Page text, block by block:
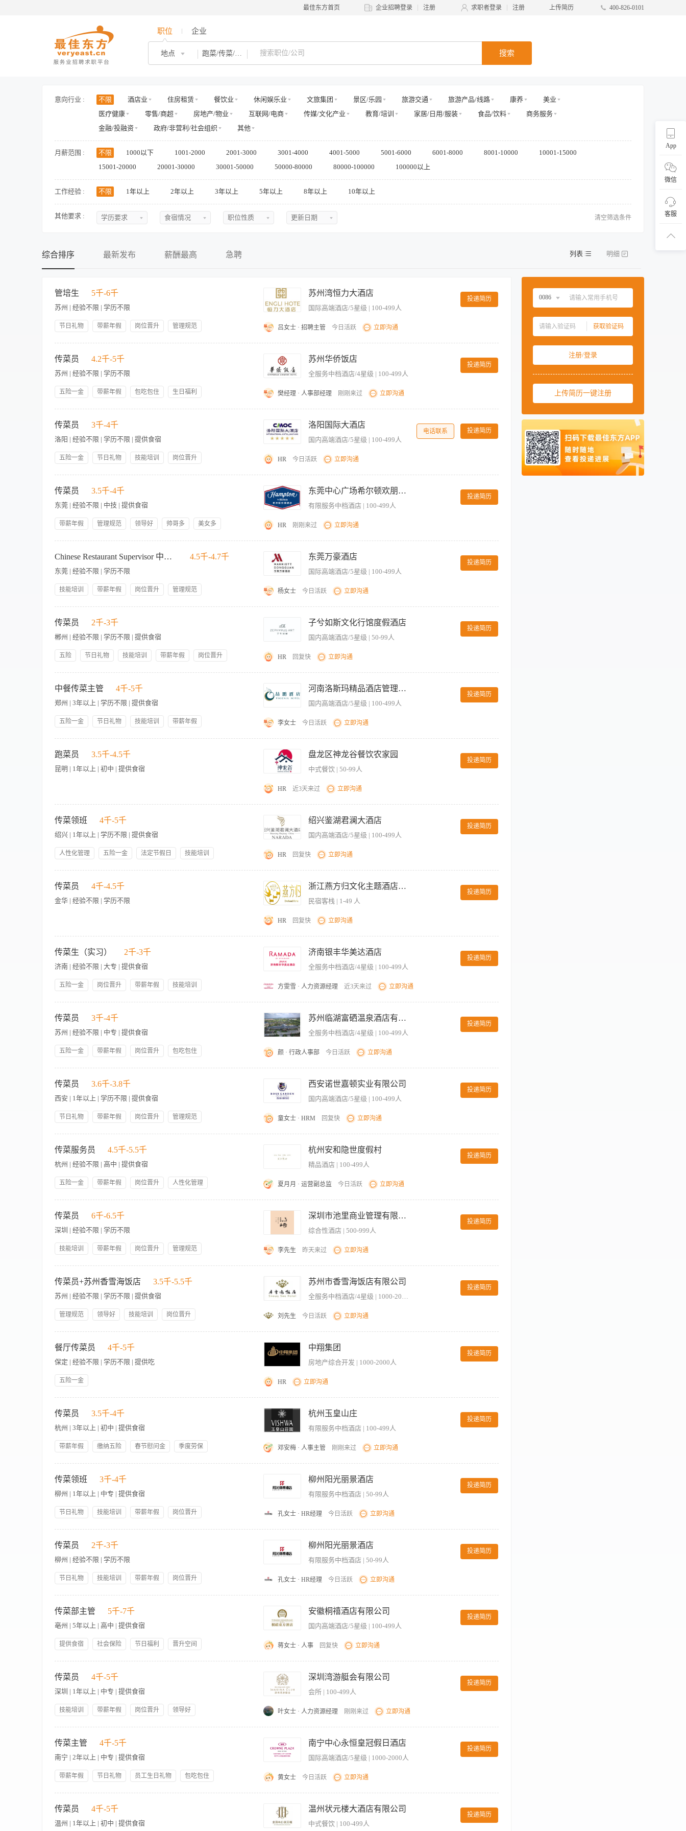
最佳东方首页 企业招聘登录 注册 求职者登录 注册 上传简历 400-826-0101
职位 企业
地点 跑菜/传菜/走菜 搜索
App
微信
客服
意向行业 : 不限 酒店业 住房租赁 餐饮业 休闲娱乐业 文旅集团 景区/乐园 旅游交通 旅游产品/线路 康养
美业
医疗健康
零售/商超 房地产/物业 互联网/电商 传媒/文化产业 教育/培训 家居/日用/服装 食品/饮料
商务服务
金融/投融资
政府/非营利/社会组织 其他
月薪范围 : 不限 1000以下 1001-2000 2001-3000 3001-4000 4001-5000 5001-6000 6001-8000 8001-10000
10001-15000
15001-20000
20001-30000 30001-50000 50000-80000 80000-100000 100000以上
工作经验 : 不限 1年以上 2年以上 3年以上 5年以上 8年以上 10年以上
其他要求 : 学历要求
初中
高中
大专
本科
博士
食宿情况
提供食宿
职位性质
全职
更新日期
近一周
近两周
近一月
清空筛选条件
综合排序 最新发布 薪酬最高 急聘
管培生 5千-6千
苏州 | 经验不限 | 学历不限
节日礼物 带薪年假 岗位晋升
管理规范
苏州湾恒力大酒店
国际高端酒店/5星级 | 100-499人
投递简历
吕女士 · 招聘主管 今日活跃 立即沟通
3. 参与酒店各类活动的策划、执行与复盘，积累综合管理经验。 4. 配合各部门进行数据统计、报表制作及文档管理，为部门运营提供支持。 5. 根据轮岗表现及个人意
愿，逐步定向培养为部门主管或经理后备人才。 【岗位要求】 1. 本科生，欢迎应届毕业生及有转行意向者。 2. 具备良好的服务意识、沟通表达能力及团队协作精
神，形象端正，亲和力强。 3. 工作积极主动，责任心强，能够适应酒店行业的轮班制及快节奏工作环境。 4. 愿意从基层岗位做起，具有较强的学习能力及抗压能力，
有志于在酒店行业长期发展。
传菜员 4.2千-5千
苏州 | 经验不限 | 学历不限
五险一金 带薪年假 包吃包住
生日福利
苏州华侨饭店
全服务中档酒店/4星级 | 100-499人
投递简历
樊经理 · 人事部经理 刚刚来过 立即沟通
本职，有较强的事业心和责任感，工作认真负责。 3、具有熟练的服务技能和良好的服务意识。 4、身体健康、仪表端庄。
传菜员 3千-4千
洛阳 | 经验不限 | 学历不限 | 提供食宿
五险一金 节日礼物 技能培训
岗位晋升
洛阳国际大酒店
国内高端酒店/5星级 | 100-499人
电话联系 投递简历
HR 今日活跃 立即沟通
好开餐前的准备工作。 3、确保所有转菜所用的餐具、器皿的清洁、卫生、明亮、无缺口。 4、在工作中保持高度全员促销意识，抓住机会向宾客推荐本酒店的各项服
务及各种优惠政策，提高宾客在本酒店的消费欲望。当宾客要求的服务项目无法满足时，及时向宾客推荐补偿性服务项目。 5、在工作中发现酒店有不完善制度或须
改进的服务，必须遵循反馈直到问题解决为止。 【岗位要求】 1、中专以上学历或同等学历。 2、热爱本职，有较强的事业心和责任感，工作认真负责。 3、掌握一定
的菜肴、食品、酒水、烹饪等方面的知识。 4、具有熟练的服务技能和技巧。 5、身体健康、仪表端庄。
传菜员 3.5千-4千
东莞 | 经验不限 | 中技 | 提供食宿
带薪年假 管理规范 领导好 帅哥多
美女多
东莞中心广场希尔顿欢朋酒店
有限服务中档酒店 | 100-499人
投递简历
HR 刚刚来过 立即沟通
议内容，进行执行。 4、开餐前做好干锅架、酒精、蜡烛以及调料等所需物品、以及其他厨房所需的准备工作， 5、开餐前协助领班将相关菜单分类送至相应岗点。
6、负责将菜肴准备无误送至相关服务员区域，严格遵循“五不取”原则。 7、注意传菜速度，菜肴造型，及时将信息进行前后台传递。 8、完成传菜工作，将相关托盘
以及工具整理和清洗。 9、按照计划卫生，做好传菜组的卫生清理。 10、与值班人员做好相关交接工作。
Chinese Restaurant Supervisor 中餐厅主管 4.5千-4.7千
东莞 | 经验不限 | 学历不限
技能培训 带薪年假 岗位晋升
管理规范
东莞万豪酒店
国际高端酒店/5星级 | 100-499人
投递简历
杨女士 今日活跃 立即沟通
意度。 4、控制餐厅成本，管理物资库存及设备维护。 5、执行食品安全与卫生标准，定期检查清洁消毒情况。 【岗位要求】 1、具备餐饮服务行业工作经验，有管理
经验者优先。 2、熟悉餐厅运营流程及服务标准。 3、良好的沟通协调能力与团队管理能力。 4、能适应倒班工作制，抗压能力强。 5、身体健康，无不良嗜好。
传菜员 2千-3千
郴州 | 经验不限 | 学历不限 | 提供食宿
五险 节日礼物 技能培训 带薪年假
岗位晋升
子兮如斯文化行馆度假酒店
国内高端酒店/5星级 | 50-99人
投递简历
HR 回复快 立即沟通
好开餐前的准备工作。 3、确保所有转菜所用的餐具、器皿的清洁、卫生、明亮、无缺口。 4、在工作中保持高度全员促销意识，抓住机会向宾客推荐本酒店的各项服
务及各种优惠政策，提高宾客在本酒店的消费欲望。当宾客要求的服务项目无法满足时，及时向宾客推荐补偿性服务项目。 5、在工作中发现酒店有不完善制度或须
改进的服务，必须遵循反馈直到问题解决为止。 【岗位要求】 1、中专以上学历或同等学历。 2、热爱本职，有较强的事业心和责任感，工作认真负责。 3、掌握一定
的菜肴、食品、酒水、烹饪等方面的知识。 4、具有熟练的服务技能和技巧。 5、身体健康、仪表端庄。
中餐传菜主管 4千-5千
郑州 | 3年以上 | 学历不限 | 提供食宿
五险一金 节日礼物 技能培训
带薪年假
河南洛斯玛精品酒店管理有限公司
国内高端酒店/5星级 | 100-499人
投递简历
李女士 今日活跃 立即沟通
过程中的问题 4、检查菜品质量与摆盘标准，确保符合酒店要求 5、管理传菜用具和设备，保持工作区域整洁有序 6、制定传菜排班表，合理调配人员7、配合餐厅经
理完成其他相关工作 【岗位要求】 1、3年以上餐饮行业工作经验，1年以上管理岗位经验 2、熟悉酒店传菜流程及标准操作规范 3、具备较强的组织协调能力和团队管
理能力 4、能适应高强度工作，具备处理突发情况的能力 5、身体健康，无不良嗜好 6、有星级酒店工作经验者优先
跑菜员 3.5千-4.5千
昆明 | 1年以上 | 初中 | 提供食宿
盘龙区神龙谷餐饮农家园
中式餐饮 | 50-99人
投递简历
HR 近3天来过 立即沟通
式，保管好通知单，以便查核。 5、协助盯台服务员做好餐前准备、餐中服务、餐后收尾工作。 6、协助厨师长把好菜肴质量关。 7、协助盯台服务员，沟通前后台信
息。 岗位要求 1、自然条件：男女不限，身体健康，五官端正，口齿清楚。 2、文化程度：初中以上或同等学历，经过服务员岗位基础知识和技能培训。 3、语言能
力：能流利使用标准普通话，初级以上英语。
传菜领班 4千-5千
绍兴 | 1年以上 | 学历不限 | 提供食宿
人性化管理 五险一金 法定节假日
技能培训
绍兴鉴湖君澜大酒店
国内高端酒店/5星级 | 100-499人
投递简历
HR 回复快 立即沟通
接，及时反馈出菜异常、菜品需求或客人的特殊要求，保障传菜环节顺畅。 3、分配并监督传菜员的日常工作，包括传菜路线优化、餐具及推车维护、备用物品管理
等，确保工作区域整洁有序。 4、协助领班团队完成每日传菜排班，做好员工出勤记录与工作分配，确保岗位人员充足。 5、对新入职传菜员进行岗前培训及在岗指
导，提升团队实操技能与服务规范性。 6、检查传菜过程中的菜品外观、温度及摆盘是否符合出品要求，发现异常立即沟通并协助调整。 7、处理传菜过程中的突发现
象（如菜品缺失、投诉、意外）并上报主管，配合完成闭环处理。 【岗位要求】 1、具备餐饮服务或传菜经验者优先。 2、熟悉中餐传菜流程及基本服务礼仪，有领
班或小组管理经历更佳。 3、具备较强的沟通协调能力与责任心，能在高峰期保持冷静、高效的组织调度。 4、工作积极主动，注重细节，能严格执行操作规范与卫生
要求。 5、身体健康，能适应酒店餐饮行业的工作节奏（包括周末及节假日班次）。 6、具备基础培训或带教能力，乐于辅导新员工成长。
传菜员 4千-4.5千
金华 | 经验不限 | 学历不限
浙江燕方归文化主题酒店有限公司
民宿客栈 | 1-49 人
投递简历
HR 回复快 立即沟通
好开餐前的准备工作。 3、确保所有转菜所用的餐具、器皿的清洁、卫生、明亮、无缺口。 4、在工作中保持高度全员促销意识，抓住机会向宾客推荐本酒店的各项服
务及各种优惠政策，提高宾客在本酒店的消费欲望。当宾客要求的服务项目无法满足时，及时向宾客推荐补偿性服务项目。 5、在工作中发现酒店有不完善制度或须
改进的服务，必须遵循反馈直到问题解决为止。 【岗位要求】 1、高中以上学历或同等学历。 2、热爱本职，有较强的事业心和责任感，工作认真负责。 3、掌握一定
的菜肴、食品、酒水、烹饪等方面的知识。 4、具有熟练的服务技能和技巧。 5、身体健康、仪表端庄。
传菜生（实习） 2千-3千
济南 | 经验不限 | 大专 | 提供食宿
五险一金 岗位晋升 带薪年假
技能培训
济南银丰华美达酒店
全服务中档酒店/4星级 | 100-499人
投递简历
方雯雪 · 人力资源经理 近3天来过 立即沟通
清洁卫生，确保符合餐厅服务标准。 4. 主动配合厨房与服务员的协作，保障上菜流程顺畅。 5. 发现服务或流程问题时，及时向上级反馈并协助改进。 任职要求： 1.
具备良好的沟通能力和团队协作意识，能服从工作安排。 2. 工作认真负责，有较强的服务意识和责任心。 3. 了解基本的餐饮服务流程和餐桌礼仪知识。 4. 身体健
康，能够适应快节奏的工作环境。 5. 能够在高强度工作中保持积极态度和稳定表现。
传菜员 3千-4千
苏州 | 经验不限 | 中专 | 提供食宿
五险一金 带薪年假 岗位晋升
包吃包住
苏州临湖富硒温泉酒店有限公司
全服务中档酒店/4星级 | 100-499人
投递简历
颜 · 行政人事部 今日活跃 立即沟通
餐前的准备工作。 3、确保所有传菜的餐具、器皿的清洁、卫生、明亮、无缺口。 4、在工作中保持高度全员促销意识，抓住机会向宾客推荐在本酒店服务及各种优惠
政策，提高宾客在本酒店的消费欲望。当宾客要求的服务项目无法满足时，及时向客人推荐补尝性服务项目。 5、在工作中发现酒店有不完善制度或须改进的服务，
必须遵循反馈到问题解决为止。 6、参加餐前准备工作和餐后收尾工作，并做好本岗位的清洁卫生工作。 7、完成上级布置的其他工作。 【岗位要求】 1、中专以上学
历，要求男性。 2、热爱本职，吃苦耐劳，工作认真负责。 3、身体健康、仪表端庄。
传菜员 3.6千-3.8千
西安 | 1年以上 | 学历不限 | 提供食宿
节日礼物 带薪年假 岗位晋升
管理规范
西安诺世嘉顿实业有限公司
国内高端酒店/5星级 | 100-499人
投递简历
童女士 · HRM 回复快 立即沟通
皿的清洁、卫生、无缺口。 岗位要求： 1. 年龄18-45岁，外貌端正，身体健康，身高1.65m以上。 2. 品行可靠，能吃苦耐劳，初中以上文化程度。
传菜服务员 4.5千-5.5千
杭州 | 经验不限 | 高中 | 提供食宿
五险一金 带薪年假 岗位晋升
人性化管理
杭州安和隐世度假村
精品酒店 | 100-499人
投递简历
夏月月 · 运营副总监 今日活跃 立即沟通
单，熟记房间号、台号，负责点菜单的传菜准确无误，按正确顺序快速、安全地将菜品送至指定区域。 3、质量把关：严格遵守出品标准，对不符合“温度、卫生、数
量、形状、颜色、配料”的菜品有权拒绝传送。 4、协作沟通： 作为厨房与餐厅的桥梁，负责餐中前后台沟通协调工作，及时传递菜品信息（如估清、催菜），确保前
后场衔接顺畅。 5、收尾工作： 餐后完成工具归位、垃圾分类清理及工作区域整理；完成主管安排的其他工作。 【任职要求】 1、高中及以上学历， 年龄18-30岁，
身体健康且持有效健康证。 2、具备良好的沟通理解力和团队协作精神， 责任心强。 3、具备良好的学习能力，能快速熟悉菜品与台位信息，能快速融入工作节奏
中。 4、形象气质佳，热爱餐饮行业，有餐饮行业相关经验者优先，无经验者可提供岗前培训。
传菜员 6千-6.5千
深圳 | 经验不限 | 学历不限
技能培训 带薪年假 岗位晋升
管理规范
深圳市池里商业管理有限公司
综合性酒店 | 500-999人
投递简历
李先生 昨天来过 立即沟通
助服务员进行餐前准备工作，包括餐具摆放、餐台整理等 4、及时反馈厨房出菜情况及顾客用餐进度，协调前后场工作节奏 5、保持传菜区域整洁，按规定进行餐具回
收与传送设备维护 6、遵守食品安全规范，严格执行个人卫生及消毒标准 7、协助完成每日开餐前准备及收餐后整理工作 【岗位要求】 1、身体健康，能适应长时间站
立工作及快节奏工作环境 2、具备基础托盘操作能力，能平稳运送各类餐品 3、有团队协作意识，服从工作安排及岗位调配 4、具备基础普通话沟通能力，能理解简单
工作指令 5、无食品行业从业禁忌症，持有效健康证上岗 6、能适应早晚班轮班制度（含周末及节假日） 7、有餐饮行业工作经验者优先，无经验可培训上岗
传菜员+苏州香雪海饭店 3.5千-5.5千
苏州 | 经验不限 | 学历不限 | 提供食宿
管理规范 领导好 技能培训
岗位晋升
苏州市香雪海饭店有限公司
全服务中档酒店/4星级 | 1000-2000人
投递简历
刘先生 今日活跃 立即沟通
准备工作。 3、确保所有转菜所用的餐具、器皿的清洁、卫生、明亮、无缺口。 4、在工作中保持高度全员促销意识，抓住机会向宾客推荐本酒店的各项服务及各种优
惠政策，提高宾客在本酒店的消费欲望。当宾客要求的服务项目无法满足时，及时向宾客推荐补偿性服务项目。 5、在工作中发现酒店有不完善制度或须改进的服
务，必须遵循反馈直到问题解决为止。 岗位要求 1、热爱餐饮行业，有较强的事业心和责任感，工作认真负责。 2、五官端正，能够吃苦耐劳，有一定的沟通表达能
力。
餐厅传菜员 4千-5千
保定 | 经验不限 | 学历不限 | 提供吃
五险一金
中翔集团
房地产综合开发 | 1000-2000人
投递简历
HR 立即沟通
务需求，提供优质的服务。 岗位要求： - 具备良好的服务意识和团队协作精神。 - 工作积极主动，能适应快节奏的工作环境。 - 有责任心，身体健康，符合餐饮行业
传菜员 3.5千-4千
杭州 | 3年以上 | 初中 | 提供食宿
带薪年假 缴纳五险 春节慰问金
季度劳保
杭州玉皇山庄
有限服务中档酒店 | 100-499人
投递简历
邓安梅 · 人事主管 刚刚来过 立即沟通
好开餐前的准备工作。 3、确保所有转菜所用的餐具、器皿的清洁、卫生、明亮、无缺口。 4、在工作中保持高度全员促销意识，抓住机会向宾客推荐本酒店的各项服
务及各种优惠政策，提高宾客在本酒店的消费欲望。当宾客要求的服务项目无法满足时，及时向宾客推荐补偿性服务项目。 5、在工作中发现酒店有不完善制度或须
改进的服务，必须遵循反馈直到问题解决为止。 【岗位要求】 1、初中以上学历或同等学历。 2、热爱本职，有较强的事业心和责任感，工作认真负责。 3、掌握一定
的菜肴、食品、酒水、烹饪等方面的知识。 4、具有熟练的服务技能和技巧。 5、身体健康、仪表端庄。
传菜领班 3千-4千
柳州 | 1年以上 | 中专 | 提供食宿
节日礼物 技能培训 带薪年假
岗位晋升
柳州阳光丽景酒店
有限服务中档酒店 | 50-99人
投递简历
孔女士 · HR经理 今日活跃 立即沟通
服务质量达到标准要求。 3、专业并有效履行职责并监督传菜及厨房员工的工作，负责传菜员仪容仪表及考勤纪律工作、保持传菜通道整洁干净，传菜台卫生达标。
4、对餐饮部经理负责，发挥协助作用，按时、按质、按量完成上级分配的各项工作任务。 5、负责将厨房制作好的菜品准确快速传送给服务员或餐桌。 6、核对菜
名、台号，确保传送过程中菜品完整、卫生、安全。 做好工作计划，工作总结和工作汇报，定期上报给部门主管。 6、完成上级领导交办的其他工作任务，积极配合
餐厅的整体运营和发展。
传菜员 2千-3千
柳州 | 经验不限 | 学历不限
节日礼物 技能培训 带薪年假
岗位晋升
柳州阳光丽景酒店
有限服务中档酒店 | 50-99人
投递简历
孔女士 · HR经理 今日活跃 立即沟通
菜通道整洁干净，传菜台卫生达标。 5、协助服务员完成桌面服务，如换骨碟、斟汤等（视餐厅标准）。 6、服从传菜领班及管理层的工作安排。 7、主动帮助其他岗
位协作，提升整体服务效率。 8、完成上级领导交办的其他工作任务，积极配合餐厅的整体运营和发展。 9、根据酒店运营需求，临时调配至其他部门协助工作。
传菜部主管 5千-7千
亳州 | 5年以上 | 高中 | 提供食宿
提供食宿 社会保险 节日福利
晋升空间
安徽桐禧酒店有限公司
国内高端酒店/5星级 | 100-499人
投递简历
蒋女士 · 人事 回复快 立即沟通
的运行使用情况，发现故障及时汇报，并联系工程部维修； （三）巡视指导重要客户房间的送餐服务； （四）根据宴会、自助餐、会议餐等客情通知，及时准备餐具
和用具； （五）随时关注顾客就餐动态，及时提供服务； （六）规范收餐、清洗、消毒等操作，降低破损率； （七）协助后厨做好原材料初加工； （八）发现菜品
异常情况，及时与后厨沟通,做到“非标准，不传出”； （九）确认并迅速执行服务员反馈的顾客需求及安排，尤其是加菜、退菜、换菜等； （十）做好酒水二级仓库
的日常管理； （十一）落实对本班组员工的考勤和绩效评估，组织实施培训； （十二）保持与其他部室的顺畅沟通、协作，保障运营管理秩序平稳高效； （十三）
完成上级领导交办的其他任务。 二、岗位要求 （一）学历要求：高中以上学历； （二）外语水平：无； （三）体貌要求：身体健康，形象良好； （四）工作经验：
一年以上星级酒店餐饮部管理工作经历； （五）资格技能：了解食品安全法律法规，熟悉中餐、西餐的食品、酒水、服务的知识，熟悉餐饮管理知识； （六）基本素
传菜员 4千-5千
深圳 | 1年以上 | 中专 | 提供食宿
技能培训 带薪年假 岗位晋升
领导好
深圳湾游艇会有限公司
会所 | 100-499人
投递简历
叶女士 · 人力资源经理 刚刚来过 立即沟通
厨，高效传递信息。 遵守服务规范，协助做好餐后收尾、区域卫生清洁工作。 服从安排，完成上级交办的其他工作。 任职资格 学历专业：中专以上学
历；机灵、手脚麻利力优先； 年龄形象：18-30岁，五官端正，身体健康； 经验：1年以上经验，具有五星级酒店服务经验优先； 职业素养：具备良好的服务意识、
团队协作意识、职业素养，有强烈的责任心、主动意识强； 必备技能：沟通应变能力强，了解中西餐及宴会服务流程、懂酒水知识（白酒 / 红酒 / 茶饮）、热情开
朗、具备上进心、好学； 热爱海洋生活方式，热爱高端服务行业。
传菜主管 4千-5千
南宁 | 2年以上 | 中专 | 提供食宿
带薪年假 节日礼物 员工生日礼物
包吃包住
南宁中心永恒皇冠假日酒店
国际高端酒店/5星级 | 1000-2000人
投递简历
黄女士 今日活跃 立即沟通
桌； 3、检查菜品的摆盘、温度及卫生状况，确保符合餐厅出品标准； 4、协调与厨房、楼面服务团队的沟通，及时反馈客人需求及菜品问题； 5、负责传菜员的培
训、考核及工作指导，提升团队服务意识和专业技能； 6、处理传菜过程中出现的突发问题，如菜品错误、延误等，确保客人满意度； 7、定期盘点传菜部物资，协助
管理餐具、设备的维护与保管； 8、执行餐厅管理层交办的其他相关工作。 【岗位要求】 1、年龄25-40岁，身体健康，能适应餐饮行业高强度工作； 2、具备2年以上
传菜员 4千-5千
温州 | 1年以上 | 初中 | 提供食宿
温州状元楼大酒店有限公司
中式餐饮 | 100-499人
投递简历
列表 明细
0086
获取验证码
注册/登录
上传简历一键注册
中国大陆 0086
中国澳门 00853
西班牙
泰国 0066
柬埔寨 00855
00971